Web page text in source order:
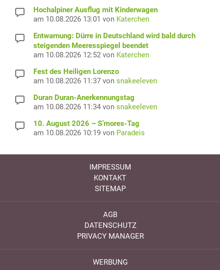
Hochalpiner Ausflug mit Kinderwagen
am 10.08.2026 13:01 von Katerchen
Entwarnung: Dürre in Deutschland wird bald durch
steigenden Meeresspiegel beendet
am 10.08.2026 12:52 von Katerchen
Fest des Heiligen Lorenzo
am 10.08.2026 11:37 von snakeeleven
Duran Duran-Anerkennungstag
am 10.08.2026 11:34 von snakeeleven
10. August 2026 – S’mores-Tag
am 10.08.2026 10:19 von Paradeis
IMPRESSUM
KONTAKT
SITEMAP
AGB
DATENSCHUTZ
PRIVACY MANAGER
WERBUNG